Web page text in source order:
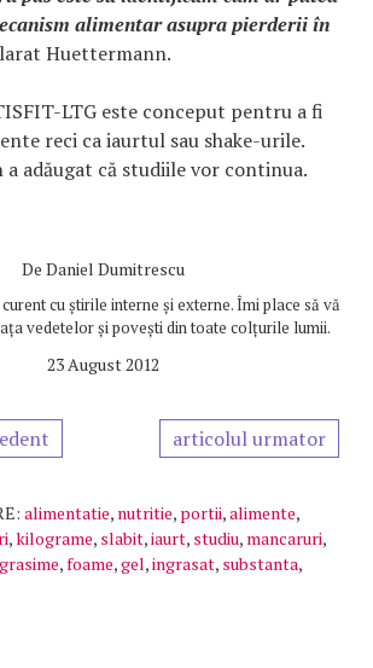
alimentar asupra pierderii în
Huettermann.
LTG este conceput pentru a fi
reci ca iaurtul sau shake-urile.
a adăugat că studiile vor continua.
De Daniel Dumitrescu
cu știrile interne și externe. Îmi place să vă
vedetelor și povești din toate colțurile lumii.
23 August 2012
articolul urmator
alimentatie, nutritie, portii,alimente,
,kilograme, slabit,iaurt, studiu, mancaruri,
grasime,foame,gel,ingrasat, substanta,